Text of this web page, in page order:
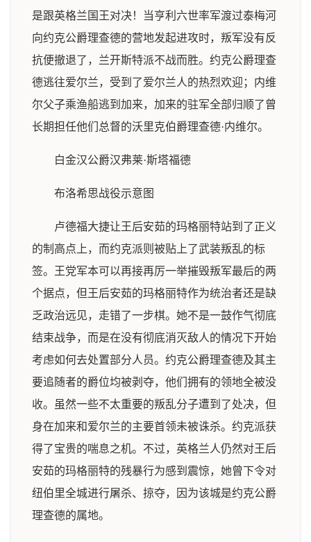
是跟英格兰国王对决！当亨利六世率军渡过泰梅河
向约克公爵理查德的营地发起进攻时，叛军没有反
抗便撤退了，兰开斯特派不战而胜。约克公爵理查
德逃往爱尔兰，受到了爱尔兰人的热烈欢迎；内维
尔父子乘渔船逃到加来，加来的驻军全部归顺了曾
长期担任他们总督的沃里克伯爵理查德·内维尔。
白金汉公爵汉弗莱·斯塔福德
布洛希思战役示意图
卢德福大捷让王后安茹的玛格丽特站到了正义
的制高点上，而约克派则被贴上了武装叛乱的标
签。王党军本可以再接再厉一举摧毁叛军最后的两
个据点，但王后安茹的玛格丽特作为统治者还是缺
乏政治远见，走错了一步棋。她不是一鼓作气彻底
结束战争，而是在没有彻底消灭敌人的情况下开始
考虑如何去处置部分人员。约克公爵理查德及其主
要追随者的爵位均被剥夺，他们拥有的领地全被没
收。虽然一些不太重要的叛乱分子遭到了处决，但
身在加来和爱尔兰的主要首领未被诛杀。约克派获
得了宝贵的喘息之机。不过，英格兰人仍然对王后
安茹的玛格丽特的残暴行为感到震惊，她曾下令对
纽伯里全城进行屠杀、掠夺，因为该城是约克公爵
理查德的属地。